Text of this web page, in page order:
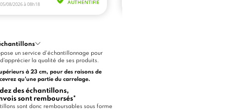
un service d'échantillonnage pour
la qualité de ses produits.
à 23 cm, pour des raisons de
qu'une partie du carrelage.
des échantillons,
sont remboursés*
sont donc remboursables sous forme